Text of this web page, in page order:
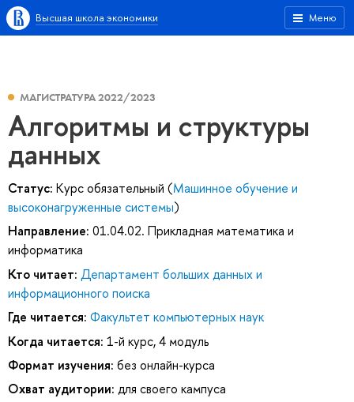
Меню
Высшая школа экономики
МАГИСТРАТУРА 2022/2023
Алгоритмы и структуры
данных
Статус: Курс обязательный (Машинное обучение и
высоконагруженные системы)
Направление: 01.04.02. Прикладная математика и
информатика
Кто читает: Департамент больших данных и
информационного поиска
Где читается: Факультет компьютерных наук
Когда читается: 1-й курс, 4 модуль
Формат изучения: без онлайн-курса
Охват аудитории: для своего кампуса